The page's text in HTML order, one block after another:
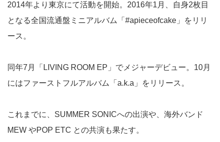
2014年より東京にて活動を開始。2016年1月、自身2枚目
となる全国流通盤ミニアルバム「#apieceofcake」をリリ
ース。
同年7月「LIVING ROOM EP」でメジャーデビュー。10月
にはファーストフルアルバム「a.k.a」をリリース。
これまでに、SUMMER SONICへの出演や、海外バンド
MEW やPOP ETC との共演も果たす。